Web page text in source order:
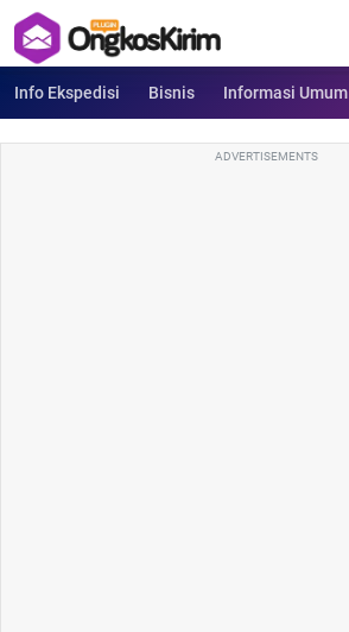
Info Ekspedisi Bisnis Informasi Umum
ADVERTISEMENTS